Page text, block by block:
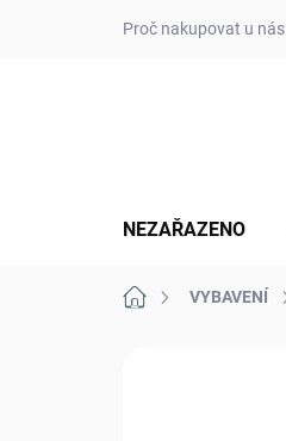
Proč nakupovat u nás
NEZAŘAZENO
Domů VYBAVENÍ